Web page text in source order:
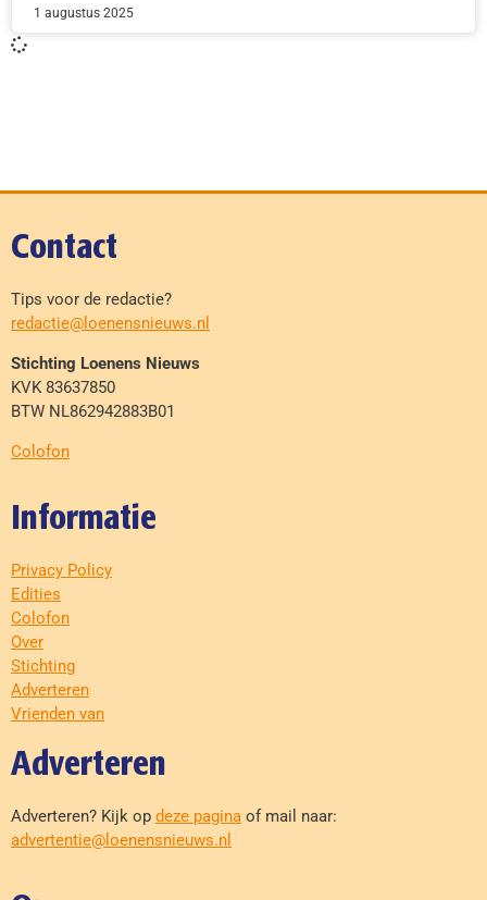
1 augustus 2025
Contact
Tips voor de redactie?
redactie@loenensnieuws.nl
Stichting Loenens Nieuws
KVK 83637850
BTW NL862942883B01
Colofon
Informatie
Privacy Policy
Edities
Colofon
Over
Stichting
Adverteren
Vrienden van
Adverteren
Adverteren? Kijk op deze pagina of mail naar:
advertentie@loenensnieuws.nl